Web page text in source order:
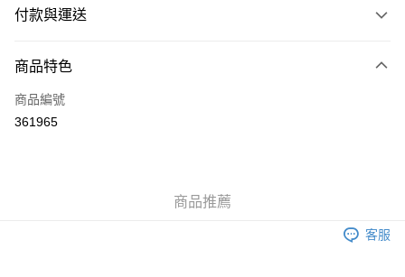
付款與運送
信用卡
送貨方式
商品特色
商品編號
361965
商品推薦
客服